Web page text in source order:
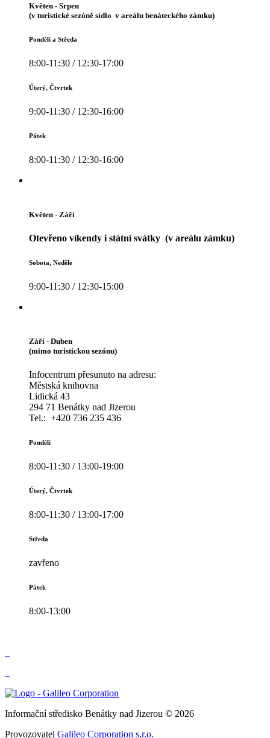
Květen - Srpen
(v turistické sezóně sídlo v areálu benáteckého zámku)
Pondělí a Středa
8:00-11:30 / 12:30-17:00
Úterý, Čtvrtek
9:00-11:30 / 12:30-16:00
Pátek
8:00-11:30 / 12:30-16:00
Květen - Září
Otevřeno víkendy i státní svátky (v areálu zámku)
Sobota, Neděle
9:00-11:30 / 12:30-15:00
Září - Duben
(mimo turistickou sezónu)
Infocentrum přesunuto na adresu:
Městská knihovna
Lidická 43
294 71 Benátky nad Jizerou
Tel.: +420 736 235 436
Pondělí
8:00-11:30 / 13:00-19:00
Úterý, Čtvrtek
8:00-11:30 / 13:00-17:00
Středa
zavřeno
Pátek
8:00-13:00
Informační středisko Benátky nad Jizerou © 2026
Provozovatel Galileo Corporation s.r.o.